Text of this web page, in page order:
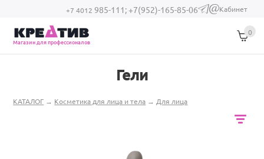
Перейти к основному содержанию
+7 4012 985-111;+7(952)-165-85-06
(link sends e-
Кабинет
Магазин для профессионалов
0
Гели
Вы здесь
КАТАЛОГ → Косметика для лица и тела →Для лица